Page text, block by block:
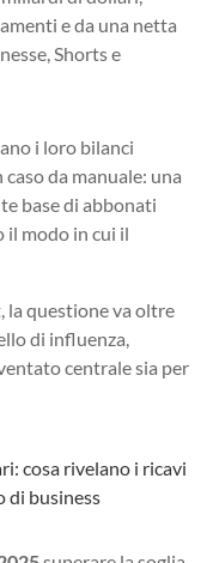
e da una netta
Shorts e
i loro bilanci
da manuale: una
base di abbonati
il modo in cui il
questione va oltre
di influenza,
centrale sia per
cosa rivelano i ricavi
di business